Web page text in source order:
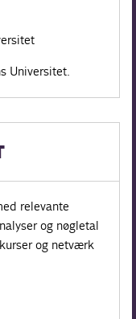
Universitet.
relevante
og nøgletal
og netværk